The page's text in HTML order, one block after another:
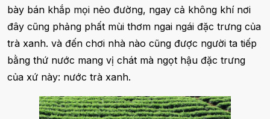
bày bán khắp mọi nẻo đường, ngay cả không khí nơi
đây cũng phảng phất mùi thơm ngai ngái đặc trưng của
trà xanh. và đến chơi nhà nào cũng được người ta tiếp
bằng thứ nước mang vị chát mà ngọt hậu đặc trưng
của xứ này: nước trà xanh.